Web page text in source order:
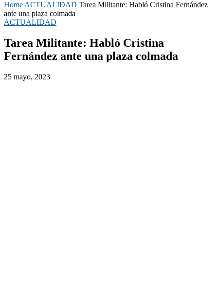
Home ACTUALIDAD Tarea Militante: Habló Cristina Fernández
ante una plaza colmada
ACTUALIDAD
Tarea Militante: Habló Cristina
Fernández ante una plaza colmada
25 mayo, 2023